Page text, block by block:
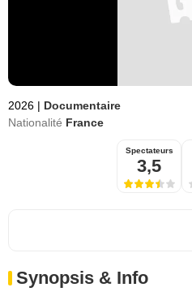
2026 | Documentaire
Nationalité France
Spectateurs
3,5
Synopsis & Info